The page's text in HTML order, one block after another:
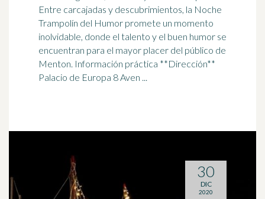
Entre carcajadas y descubrimientos, la Noche
Trampolín del Humor promete un momento
inolvidable, donde el talento y el buen humor se
encuentran para el mayor placer del público de
Menton. Información práctica **Dirección**
Palacio de Europa 8 Aven ...
30
DIC
2020